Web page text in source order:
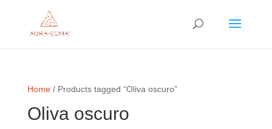
Home/ Products tagged “Oliva oscuro”
Oliva oscuro